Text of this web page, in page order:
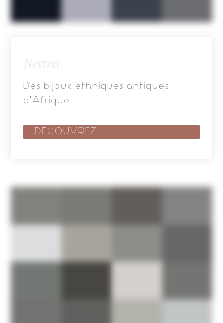
Des bijoux ethniques antiques
d’Afrique.
DÉCOUVREZ